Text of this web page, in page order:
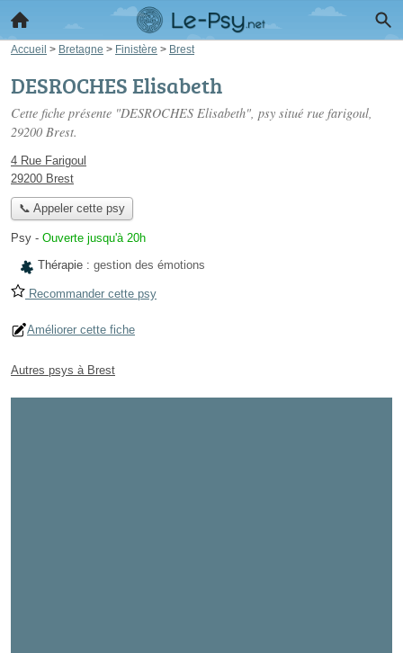
Accueil > Bretagne > Finistère > Brest
DESROCHES Elisabeth
Cette fiche présente "DESROCHES Elisabeth", psy situé rue farigoul,
29200 Brest.
4 Rue Farigoul
29200 Brest
📞 Appeler cette psy
Psy - Ouverte jusqu'à 20h
Thérapie : gestion des émotions
Recommander cette psy
Améliorer cette fiche
Autres psys à Brest